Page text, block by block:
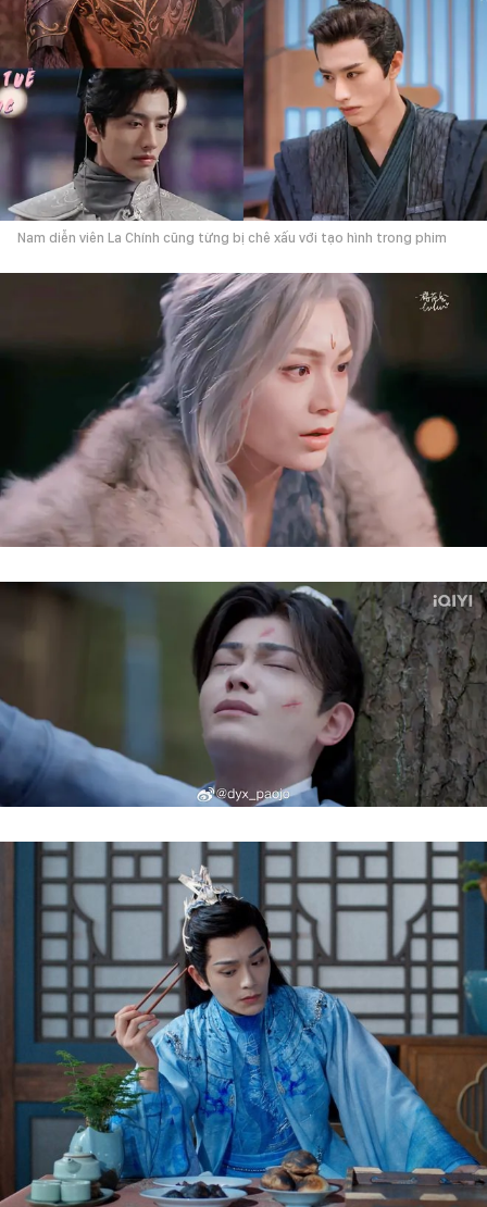
Nam diễn viên La Chính cũng từng bị chê xấu với tạo hình trong phim